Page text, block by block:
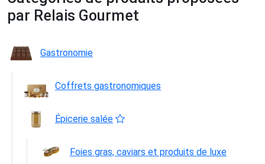
par Relais Gourmet
Gastronomie
Coffrets gastronomiques
Épicerie salée
Foies gras, caviars et produits de luxe